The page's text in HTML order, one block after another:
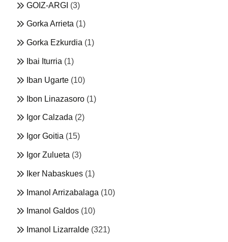
GOIZ-ARGI (3)
Gorka Arrieta (1)
Gorka Ezkurdia (1)
Ibai Iturria (1)
Iban Ugarte (10)
Ibon Linazasoro (1)
Igor Calzada (2)
Igor Goitia (15)
Igor Zulueta (3)
Iker Nabaskues (1)
Imanol Arrizabalaga (10)
Imanol Galdos (10)
Imanol Lizarralde (321)